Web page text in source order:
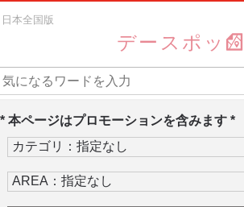
日本全国版
デースポッ
* 本ページはプロモーションを含みます *